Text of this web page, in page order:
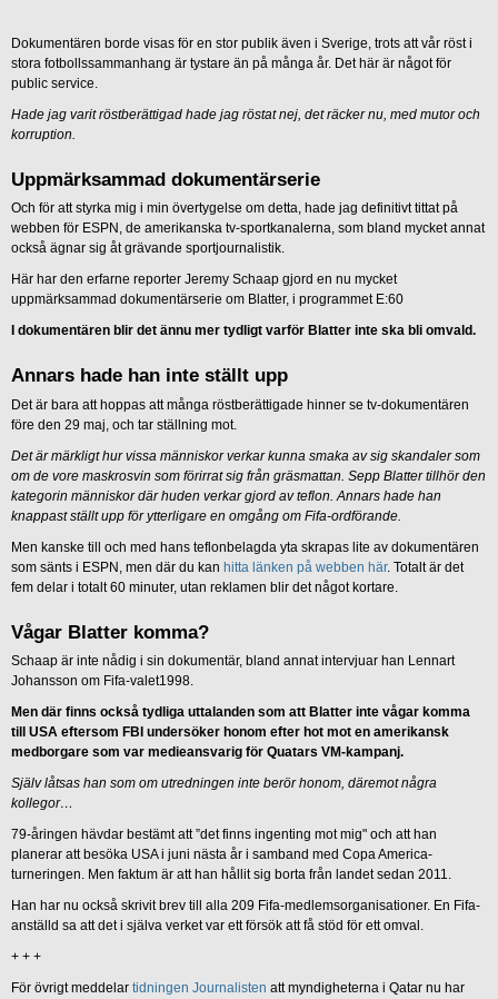
Dokumentären borde visas för en stor publik även i Sverige, trots att vår röst i
stora fotbollssammanhang är tystare än på många år. Det här är något för
public service.
Hade jag varit röstberättigad hade jag röstat nej, det räcker nu, med mutor och
korruption.
Uppmärksammad dokumentärserie
Och för att styrka mig i min övertygelse om detta, hade jag definitivt tittat på
webben för ESPN, de amerikanska tv-sportkanalerna, som bland mycket annat
också ägnar sig åt grävande sportjournalistik.
Här har den erfarne reporter Jeremy Schaap gjord en nu mycket
uppmärksammad dokumentärserie om Blatter, i programmet E:60
I dokumentären blir det ännu mer tydligt varför Blatter inte ska bli omvald.
Annars hade han inte ställt upp
Det är bara att hoppas att många röstberättigade hinner se tv-dokumentären
före den 29 maj, och tar ställning mot.
Det är märkligt hur vissa människor verkar kunna smaka av sig skandaler som
om de vore maskrosvin som förirrat sig från gräsmattan. Sepp Blatter tillhör den
kategorin människor där huden verkar gjord av teflon. Annars hade han
knappast ställt upp för ytterligare en omgång om Fifa-ordförande.
Men kanske till och med hans teflonbelagda yta skrapas lite av dokumentären
som sänts i ESPN, men där du kan hitta länken på webben här. Totalt är det
fem delar i totalt 60 minuter, utan reklamen blir det något kortare.
Vågar Blatter komma?
Schaap är inte nådig i sin dokumentär, bland annat intervjuar han Lennart
Johansson om Fifa-valet1998.
Men där finns också tydliga uttalanden som att Blatter inte vågar komma
till USA eftersom FBI undersöker honom efter hot mot en amerikansk
medborgare som var medieansvarig för Quatars VM-kampanj.
Själv låtsas han som om utredningen inte berör honom, däremot några
kollegor…
79-åringen hävdar bestämt att ”det finns ingenting mot mig" och att han
planerar att besöka USA i juni nästa år i samband med Copa America-
turneringen. Men faktum är att han hållit sig borta från landet sedan 2011.
Han har nu också skrivit brev till alla 209 Fifa-medlemsorganisationer. En Fifa-
anställd sa att det i själva verket var ett försök att få stöd för ett omval.
+ + +
För övrigt meddelar tidningen Journalisten att myndigheterna i Qatar nu har